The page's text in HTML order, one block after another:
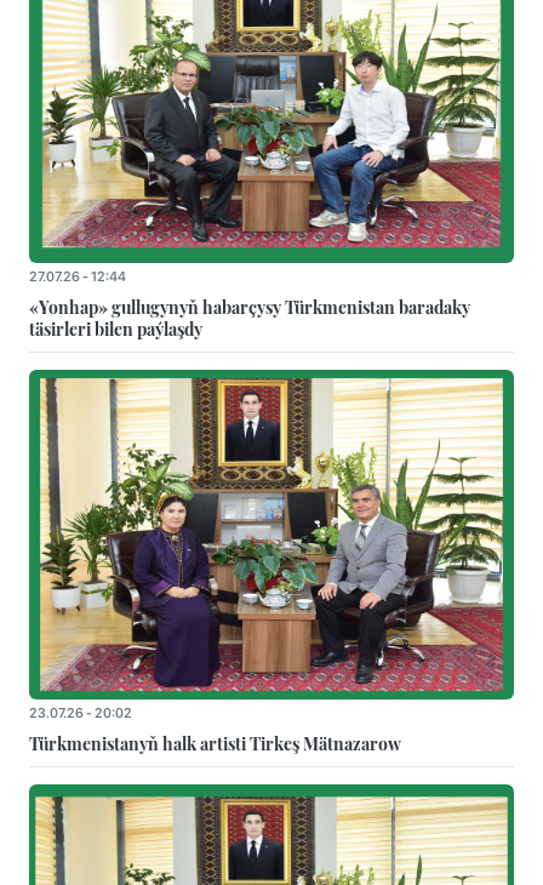
27.07.26 - 12:44
«Yonhap» gullugynyň habarçysy Türkmenistan baradaky
täsirleri bilen paýlaşdy
23.07.26 - 20:02
Türkmenistanyň halk artisti Tirkeş Mätnazarow